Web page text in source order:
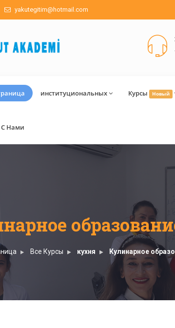
yakutegitim@hotmail.com
институциональных Курсы Новый
С Нами
Все Курсы кухня Кулинарное